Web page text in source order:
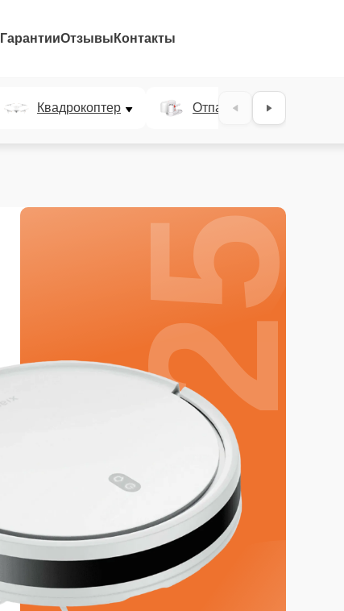
ГарантииОтзывы Контакты
Квадрокоптер Отпариватель
25%